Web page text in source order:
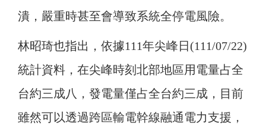
潰，嚴重時甚至會導致系統全停電風險。
林昭琦也指出，依據111年尖峰日(111/07/22)
統計資料，在尖峰時刻北部地區用電量占全
台約三成八，發電量僅占全台約三成，目前
雖然可以透過跨區輸電幹線融通電力支援，